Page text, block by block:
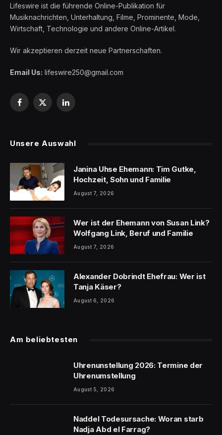
Lifeswire ist die führende Online-Publikation für
Musiknachrichten, Unterhaltung, Filme, Prominente, Mode,
Wirtschaft, Technologie und andere Online-Artikel.
Wir akzeptieren derzeit neue Partnerschaften.
Email Us: lifeswire250@gmail.com
Facebook
X
LinkedIn
Unsere Auswahl
Janina Uhse Ehemann: Tim Gutke,
Hochzeit, Sohn und Familie
August 7, 2026
Wer ist der Ehemann von Susan Link?
Wolfgang Link, Beruf und Familie
August 7, 2026
Alexander Dobrindt Ehefrau: Wer ist
Tanja Käser?
August 6, 2026
Am beliebtesten
Uhrenunstellung 2026: Termine der
Uhrenumstellung
August 5, 2026
Naddel Todesursache: Woran starb
Nadja Abd el Farrag?